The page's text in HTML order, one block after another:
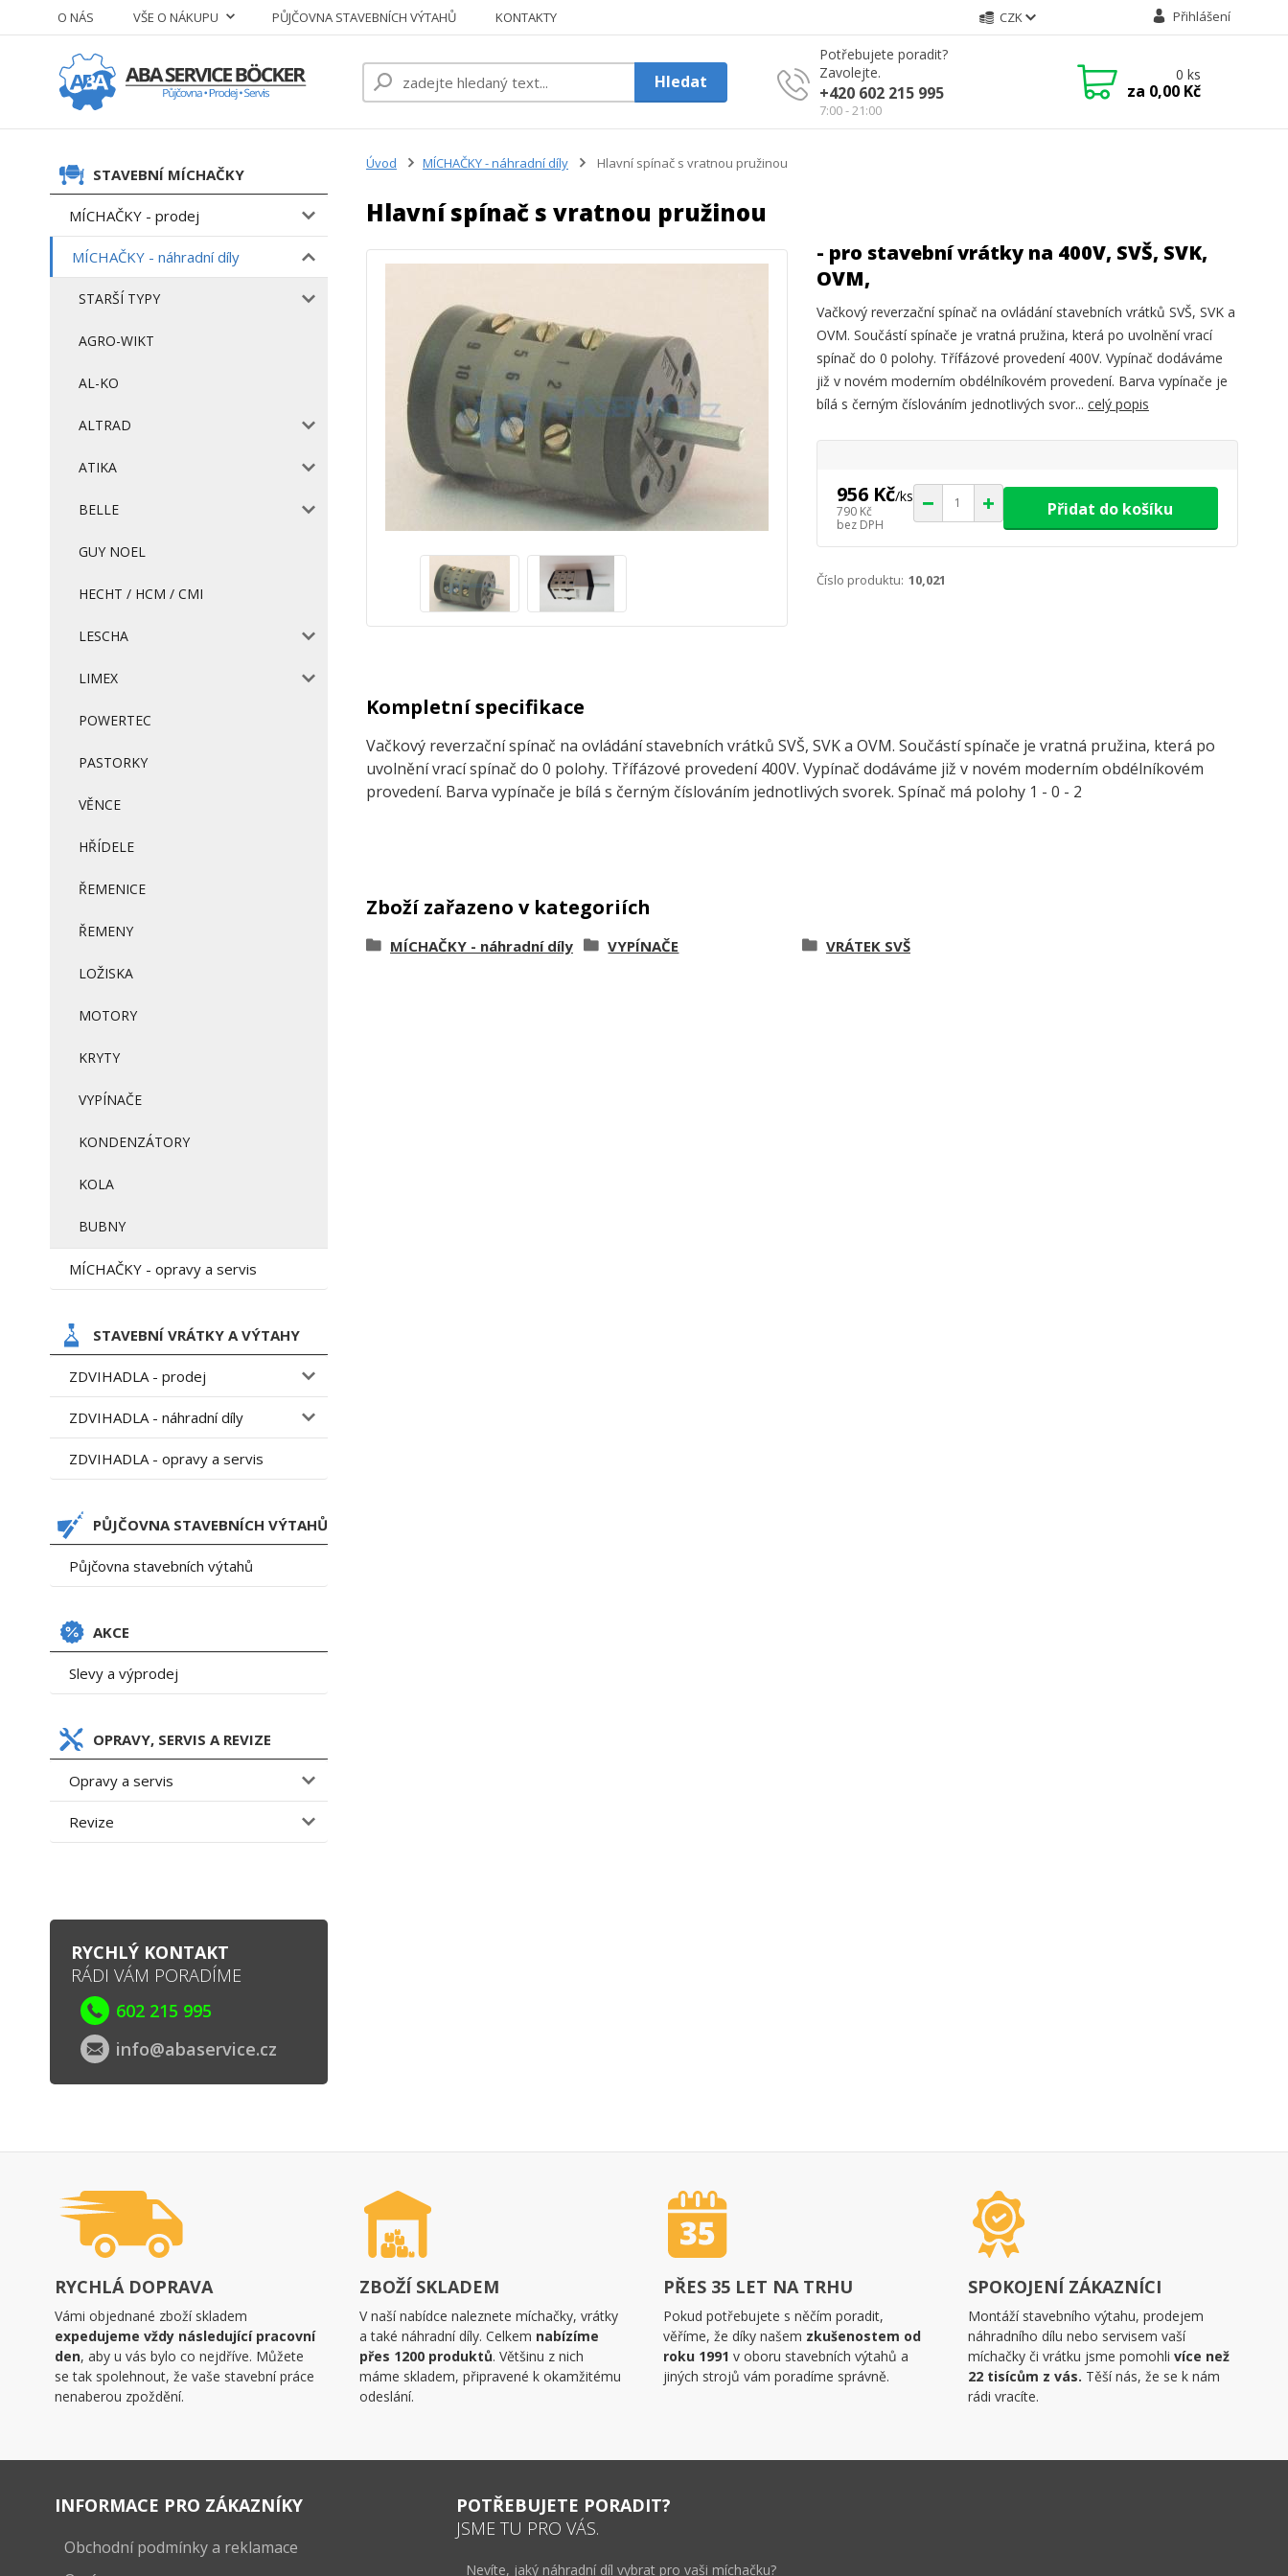
O NÁS VŠE O NÁKUPU PŮJČOVNA STAVEBNÍCH VÝTAHŮ KONTAKTY CZK Přihlášení
Hledat
Potřebujete poradit?
Zavolejte.
+420 602 215 995
7:00 - 21:00
0ks
za 0,00 Kč
STAVEBNÍ MÍCHAČKY
MÍCHAČKY - prodej
MÍCHAČKY - náhradní díly
STARŠÍ TYPY
AGRO-WIKT
AL-KO
ALTRAD
ATIKA
BELLE
GUY NOEL
HECHT / HCM / CMI
LESCHA
LIMEX
POWERTEC
PASTORKY
VĚNCE
HŘÍDELE
ŘEMENICE
ŘEMENY
LOŽISKA
MOTORY
KRYTY
VYPÍNAČE
KONDENZÁTORY
KOLA
BUBNY
MÍCHAČKY - opravy a servis
STAVEBNÍ VRÁTKY A VÝTAHY
ZDVIHADLA - prodej
ZDVIHADLA - náhradní díly
ZDVIHADLA - opravy a servis
PŮJČOVNA STAVEBNÍCH VÝTAHŮ
Půjčovna stavebních výtahů
AKCE
Slevy a výprodej
OPRAVY, SERVIS A REVIZE
Opravy a servis
Revize
RYCHLÝ KONTAKT
RÁDI VÁM PORADÍME
602 215 995
info@abaservice.cz
Úvod MÍCHAČKY - náhradní díly Hlavní spínač s vratnou pružinou
Hlavní spínač s vratnou pružinou
- pro stavební vrátky na 400V, SVŠ, SVK,
OVM,
Vačkový reverzační spínač na ovládání stavebních vrátků SVŠ, SVK a
OVM. Součástí spínače je vratná pružina, která po uvolnění vrací
spínač do 0 polohy. Třífázové provedení 400V. Vypínač dodáváme
již v novém moderním obdélníkovém provedení. Barva vypínače je
bílá s černým číslováním jednotlivých svor... celý popis
956 Kč/ks
790 Kč
bez DPH
Přidat do košíku
Číslo produktu: 10,021
Kompletní specifikace
Vačkový reverzační spínač na ovládání stavebních vrátků SVŠ, SVK a OVM. Součástí spínače je vratná pružina, která po
uvolnění vrací spínač do 0 polohy. Třífázové provedení 400V. Vypínač dodáváme již v novém moderním obdélníkovém
provedení. Barva vypínače je bílá s černým číslováním jednotlivých svorek. Spínač má polohy 1 - 0 - 2
Zboží zařazeno v kategoriích
MÍCHAČKY - náhradní díly VYPÍNAČE VRÁTEK SVŠ
RYCHLÁ DOPRAVA
Vámi objednané zboží skladem
expedujeme vždy následující pracovní
den, aby u vás bylo co nejdříve. Můžete
se tak spolehnout, že vaše stavební práce
nenaberou zpoždění.
ZBOŽÍ SKLADEM
V naší nabídce naleznete míchačky, vrátky
a také náhradní díly. Celkem nabízíme
přes 1200 produktů. Většinu z nich
máme skladem, připravené k okamžitému
odeslání.
PŘES 35 LET NA TRHU
Pokud potřebujete s něčím poradit,
věříme, že díky našem zkušenostem od
roku 1991 v oboru stavebních výtahů a
jiných strojů vám poradíme správně.
SPOKOJENÍ ZÁKAZNÍCI
Montáží stavebního výtahu, prodejem
náhradního dílu nebo servisem vaší
míchačky či vrátku jsme pomohli více než
22 tisícům z vás. Těší nás, že se k nám
rádi vracíte.
INFORMACE PRO ZÁKAZNÍKY
Obchodní podmínky a reklamace
POTŘEBUJETE PORADIT?
JSME TU PRO VÁS.
Nevíte, jaký náhradní díl vybrat pro vaši míchačku?